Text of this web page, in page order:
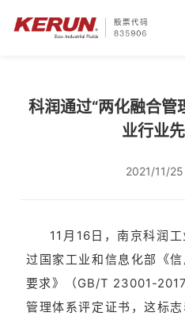
科润通过“两化融合管
业行业先
2021/11/25
11月16日，南京科润
过国家工业和信息化部《
要求》（GB/T 23001-
管理体系评定证书，这标